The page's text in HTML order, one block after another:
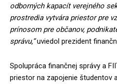
odborných kapacít verejného
prostredia vytvára priestor pre
prínosom pre občanov,
správu,“uviedol prezident
Spolupráca finančnej správy a
priestor na zapojenie študentov